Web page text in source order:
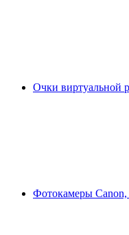
Очки виртуальной
Фотокамеры